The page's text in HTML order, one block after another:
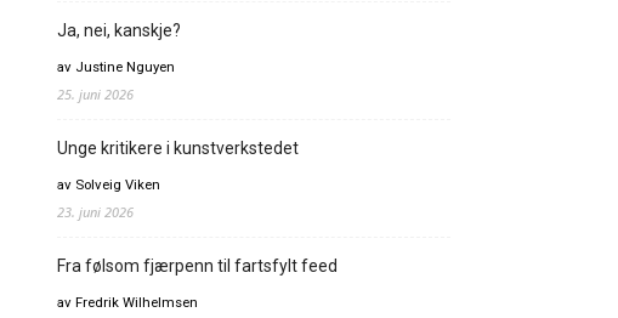
Ja, nei, kanskje?
av Justine Nguyen
25. juni 2026
Unge kritikere i kunstverkstedet
av Solveig Viken
23. juni 2026
Fra følsom fjærpenn til fartsfylt feed
av Fredrik Wilhelmsen